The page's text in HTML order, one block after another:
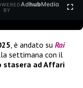
BY
AdhubMedia
, è andato su Rai
settimana con il
stasera ad Affari